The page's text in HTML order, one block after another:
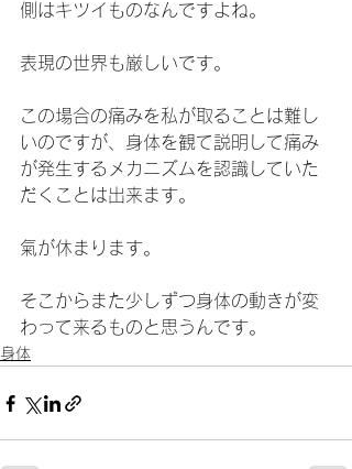
側はキツイものなんですよね。
表現の世界も厳しいです。
この場合の痛みを私が取ることは難し
いのですが、身体を観て説明して痛み
が発生するメカニズムを認識していた
だくことは出来ます。
氣が休まります。
そこからまた少しずつ身体の動きが変
わって来るものと思うんです。
身体